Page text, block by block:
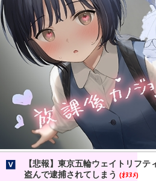
【悲報】東京五輪ウェイトリフ
盗んで逮捕されてしまう (ｵﾇﾇﾒ)